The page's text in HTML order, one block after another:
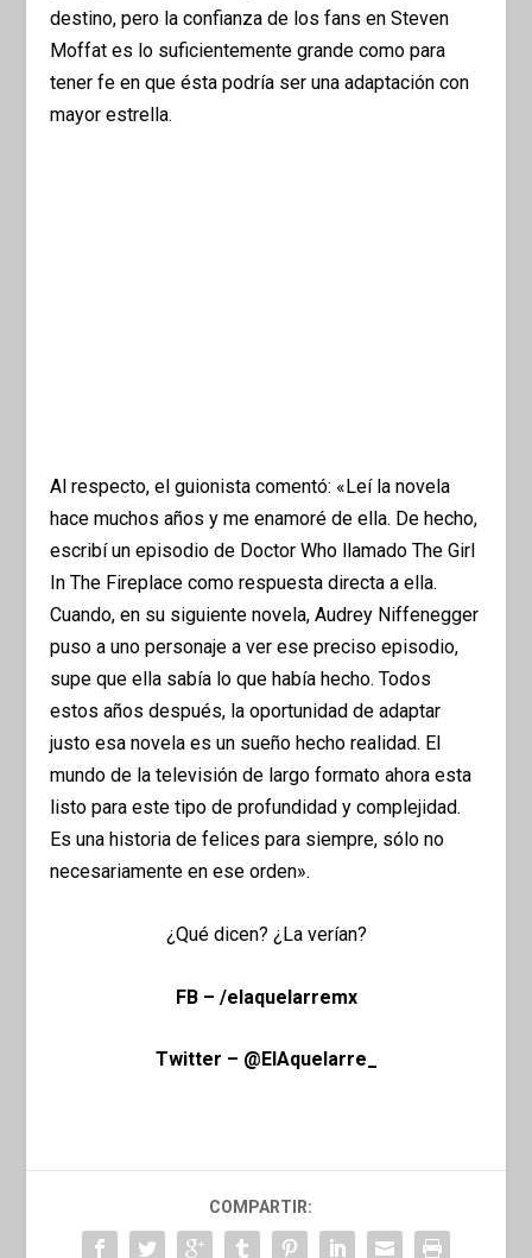
destino, pero la confianza de los fans en Steven
Moffat es lo suficientemente grande como para
tener fe en que ésta podría ser una adaptación con
mayor estrella.
Al respecto, el guionista comentó: «Leí la novela
hace muchos años y me enamoré de ella. De hecho,
escribí un episodio de Doctor Who llamado The Girl
In The Fireplace como respuesta directa a ella.
Cuando, en su siguiente novela, Audrey Niffenegger
puso a uno personaje a ver ese preciso episodio,
supe que ella sabía lo que había hecho. Todos
estos años después, la oportunidad de adaptar
justo esa novela es un sueño hecho realidad. El
mundo de la televisión de largo formato ahora esta
listo para este tipo de profundidad y complejidad.
Es una historia de felices para siempre, sólo no
necesariamente en ese orden».
¿Qué dicen? ¿La verían?
FB – /elaquelarremx
Twitter – @ElAquelarre_
COMPARTIR: